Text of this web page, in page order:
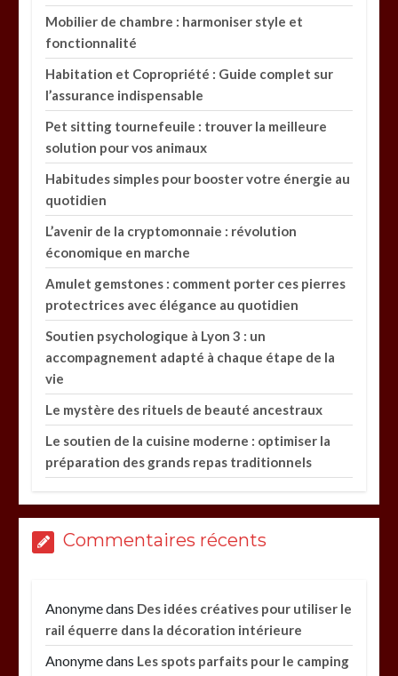
Mobilier de chambre : harmoniser style et
fonctionnalité
Habitation et Copropriété : Guide complet sur
l’assurance indispensable
Pet sitting tournefeuile : trouver la meilleure
solution pour vos animaux
Habitudes simples pour booster votre énergie au
quotidien
L’avenir de la cryptomonnaie : révolution
économique en marche
Amulet gemstones : comment porter ces pierres
protectrices avec élégance au quotidien
Soutien psychologique à Lyon 3 : un
accompagnement adapté à chaque étape de la
vie
Le mystère des rituels de beauté ancestraux
Le soutien de la cuisine moderne : optimiser la
préparation des grands repas traditionnels
Commentaires récents
Anonymedans Des idées créatives pour utiliser le
rail équerre dans la décoration intérieure
Anonymedans Les spots parfaits pour le camping